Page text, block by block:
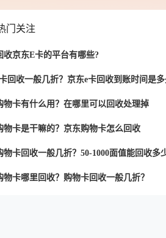
门关注
收京东E卡的平台有哪些?
回收一般几折？京东e卡回收到账时间是
物卡有什么用？在哪里可以回收处理掉
物卡是干嘛的？京东购物卡怎么回收
物卡回收一般几折？50-1000面值能回收多
物卡哪里回收？购物卡回收一般几折？